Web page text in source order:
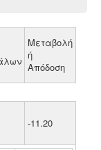
Μεταβολή
ή
Απόδοση
-11.20